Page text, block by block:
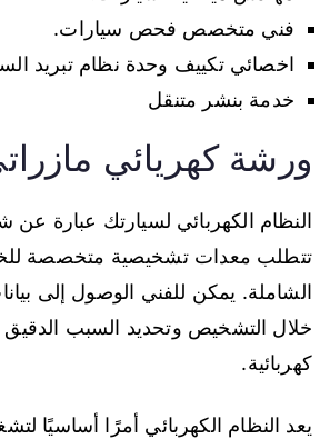
فني متخصص فحص سيارات.
اخصائي تكييف وحدة نظام تبريد
خدمة بنشر متنقل
ورشة كهريائي
النظام الكهربائي لسيارتك عبارة عن
تتطلب معدات تشخيصية متخصصة
الشاملة. يمكن للفني الوصول إلى
خلال التشخيص وتحديد السبب
كهربائية.
يعد النظام الكهربائي أمرًا أساسيًا